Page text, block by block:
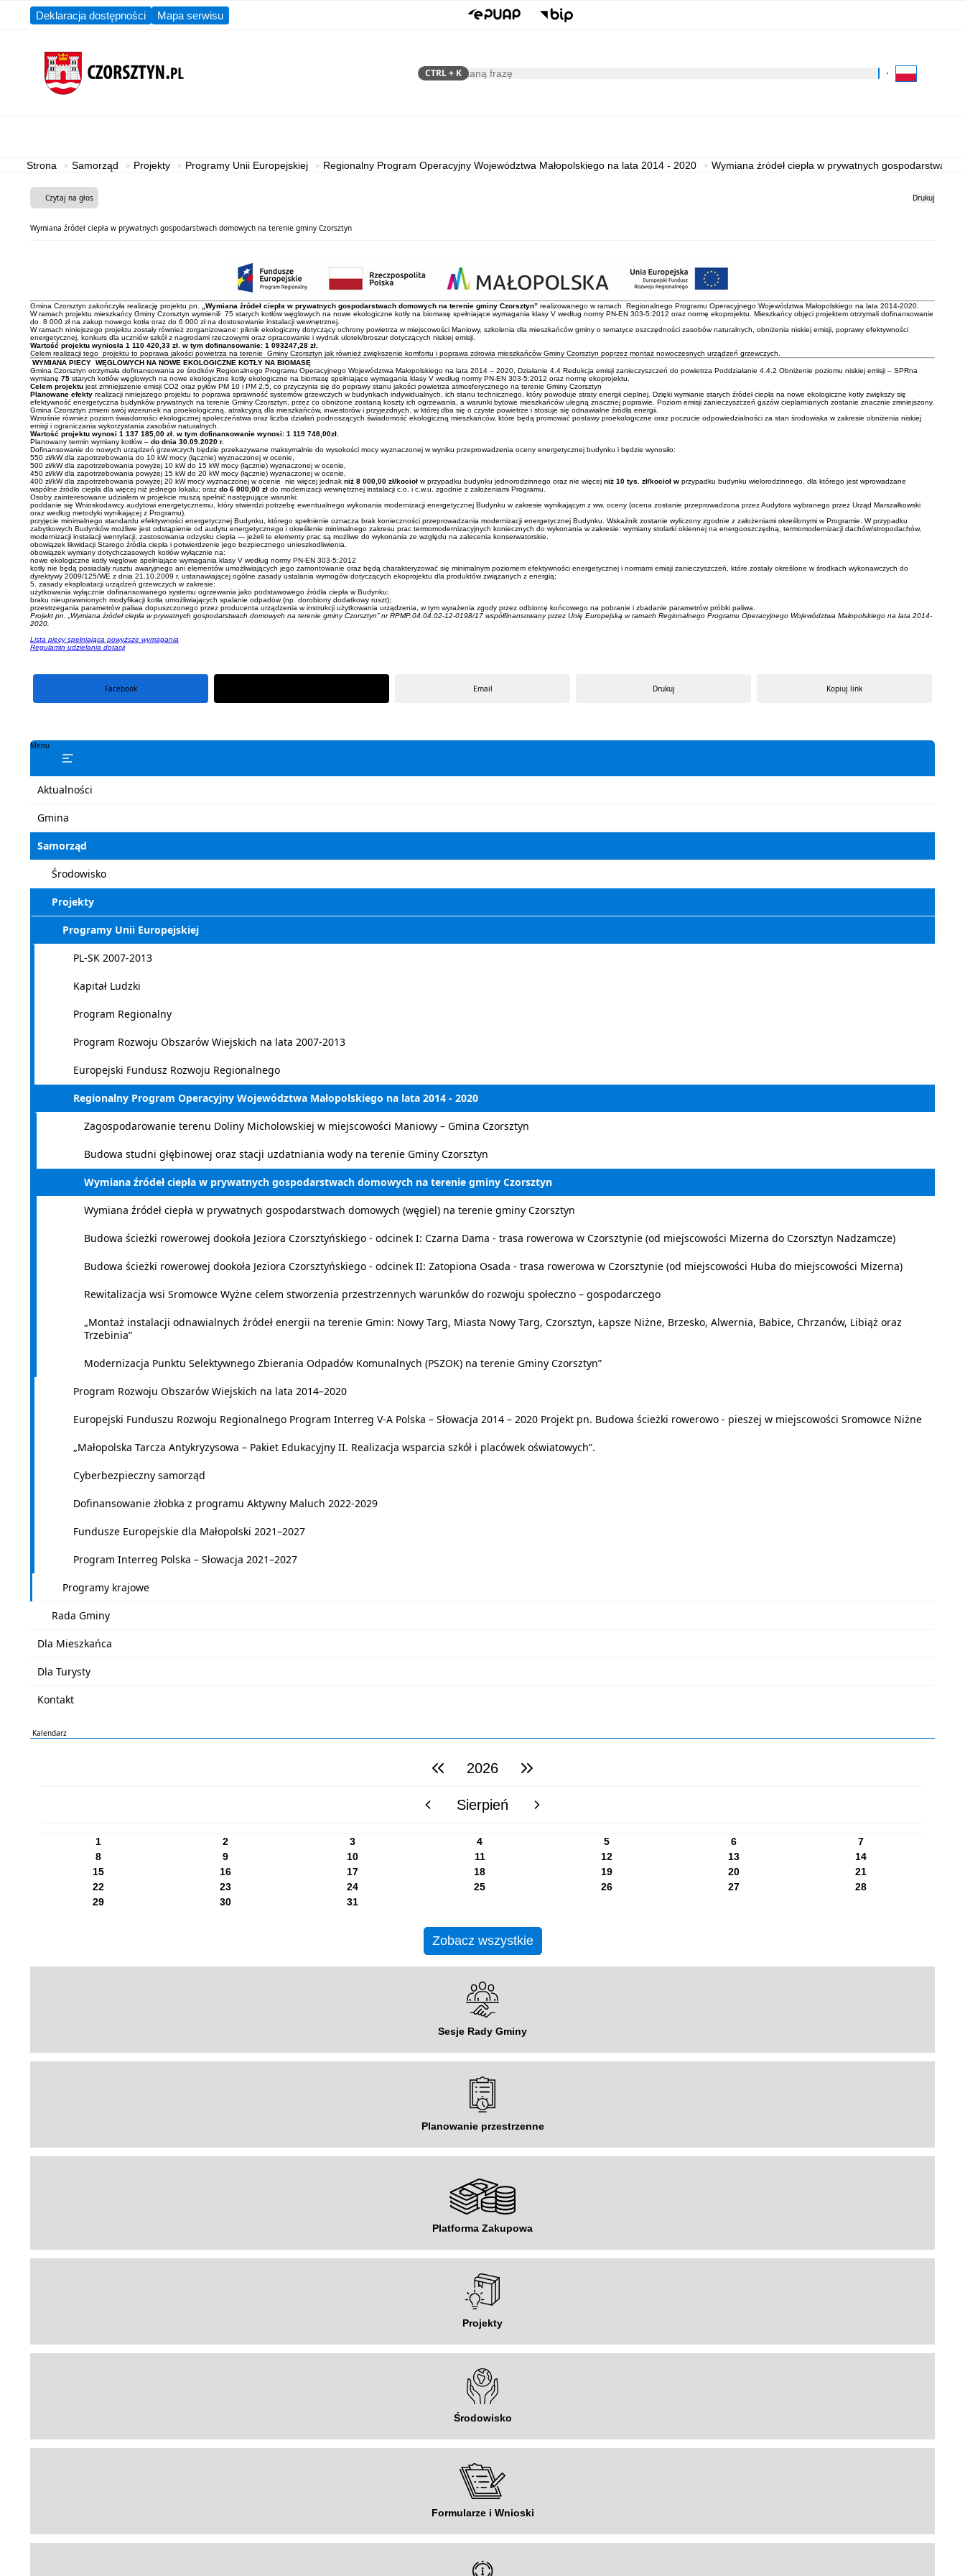
Deklaracja dostępności Mapa serwisu
Szukaj
CTRL+ K
Kliknij aby wyszukać za
Strona Samorząd Projekty Programy Unii Europejskiej Regionalny Program Operacyjny Województwa Małopolskiego na lata 2014 - 2020 Wymiana źródeł ciepła w prywatnych
Czytaj na głos Drukuj
Wymiana źródeł ciepła w prywatnych gospodarstwach domowych na terenie gminy Czorsztyn
Gmina Czorsztyn zakończyła realizację projektu pn. „Wymiana źródeł ciepła w prywatnych gospodarstwach domowych na terenie gminy Czorsztyn” realizowanego w ramach Regionalnego Programu Operacyjnego Województwa Małopolskiego na lata 2014-2020.
W ramach projektu mieszkańcy Gminy Czorsztyn wymienili 75 starych kotłów węglowych na nowe ekologiczne kotły na biomasę spełniające wymagania klasy V według normy PN-EN 303-5:2012 oraz normę ekoprojektu. Mieszkańcy objęci projektem otrzymali dofinansowanie
do 8 000 zł na zakup nowego kotła oraz do 6 000 zł na dostosowanie instalacji wewnętrznej.
W ramach niniejszego projektu zostały również zorganizowane: piknik ekologiczny dotyczący ochrony powietrza w miejscowości Maniowy, szkolenia dla mieszkańców gminy o tematyce oszczędności zasobów naturalnych, obniżenia niskiej emisji, poprawy efektywności
energetycznej, konkurs dla uczniów szkół z nagrodami rzeczowymi oraz opracowanie i wydruk ulotek/broszur dotyczących niskiej emisji.
Wartość projektu wyniosła 1 110 420,33 zł. w tym dofinansowanie: 1 093247,28 zł.
Celem realizacji tego projektu to poprawa jakości powietrza na terenie Gminy Czorsztyn jak również zwiększenie komfortu i poprawa zdrowia mieszkańców Gminy Czorsztyn poprzez montaż nowoczesnych urządzeń grzewczych.
WYMIANA PIECY WĘGLOWYCH NA NOWE EKOLOGICZNE KOTŁY NA BIOMASĘ
Gmina Czorsztyn otrzymała dofinansowania ze środków Regionalnego Programu Operacyjnego Województwa Małopolskiego na lata 2014 – 2020, Działanie 4.4 Redukcja emisji zanieczyszczeń do powietrza Poddziałanie 4.4.2 Obniżenie poziomu niskiej emisji – SPRna
wymianę 75 starych kotłów węglowych na nowe ekologiczne kotły ekologiczne na biomasę spełniające wymagania klasy V według normy PN-EN 303-5:2012 oraz normę ekoprojektu.
Celem projektu jest zmniejszenie emisji CO2 oraz pyłów PM 10 i PM 2,5, co przyczynia się do poprawy stanu jakości powietrza atmosferycznego na terenie Gminy Czorsztyn
Planowane efekty realizacji niniejszego projektu to poprawa sprawność systemów grzewczych w budynkach indywidualnych, ich stanu technicznego, który powoduje straty energii cieplnej. Dzięki wymianie starych źródeł ciepła na nowe ekologiczne kotły zwiększy się
efektywność energetyczna budynków prywatnych na terenie Gminy Czorsztyn, przez co obniżone zostaną koszty ich ogrzewania, a warunki bytowe mieszkańców ulegną znacznej poprawie. Poziom emisji zanieczyszczeń gazów cieplarnianych zostanie znacznie zmniejszony.
Gmina Czorsztyn zmieni swój wizerunek na proekologiczną, atrakcyjną dla mieszkańców, inwestorów i przyjezdnych, w której dba się o czyste powietrze i stosuje się odnawialne źródła energii.
Wzrośnie również poziom świadomości ekologicznej społeczeństwa oraz liczba działań podnoszących świadomość ekologiczną mieszkańców, które będą promować postawy proekologiczne oraz poczucie odpowiedzialności za stan środowiska w zakresie obniżenia niskiej
emisji i ograniczania wykorzystania zasobów naturalnych.
Wartość projektu wynosi 1 137 185,00 zł. w tym dofinansowanie wynosi: 1 119 748,00zł.
Planowany termin wymiany kotłów – do dnia 30.09.2020 r.
Dofinansowanie do nowych urządzeń grzewczych będzie przekazywane maksymalnie do wysokości mocy wyznaczonej w wyniku przeprowadzenia oceny energetycznej budynku i będzie wynosiło:
550 zł/kW dla zapotrzebowania do 10 kW mocy (łącznie) wyznaczonej w ocenie,
500 zł/kW dla zapotrzebowania powyżej 10 kW do 15 kW mocy (łącznie) wyznaczonej w ocenie,
450 zł/kW dla zapotrzebowania powyżej 15 kW do 20 kW mocy (łącznie) wyznaczonej w ocenie,
400 zł/kW dla zapotrzebowania powyżej 20 kW mocy wyznaczonej w ocenie nie więcej jednak niż 8 000,00 zł/kocioł w przypadku budynku jednorodzinnego oraz nie więcej niż 10 tys. zł/kocioł w przypadku budynku wielorodzinnego, dla którego jest wprowadzane
wspólne źródło ciepła dla więcej niż jednego lokalu; oraz do 6 000,00 zł do modernizacji wewnętrznej instalacji c.o. i c.w.u. zgodnie z założeniami Programu.
Osoby zainteresowane udziałem w projekcie muszą spełnić następujące warunki:
poddanie się Wnioskodawcy audytowi energetycznemu, który stwierdzi potrzebę ewentualnego wykonania modernizacji energetycznej Budynku w zakresie wynikającym z ww. oceny (ocena zostanie przeprowadzona przez Audytora wybranego przez Urząd Marszałkowski
oraz według metodyki wynikającej z Programu).
przyjęcie minimalnego standardu efektywności energetycznej Budynku, którego spełnienie oznacza brak konieczności przeprowadzania modernizacji energetycznej Budynku. Wskaźnik zostanie wyliczony zgodnie z założeniami określonymi w Programie. W przypadku
zabytkowych Budynków możliwe jest odstąpienie od audytu energetycznego i określenie minimalnego zakresu prac termomodernizacyjnych koniecznych do wykonania w zakresie: wymiany stolarki okiennej na energooszczędną, termomodernizacji dachów/stropodachów,
modernizacji instalacji wentylacji, zastosowania odzysku ciepła — jeżeli te elementy prac są możliwe do wykonania ze względu na zalecenia konserwatorskie.
obowiązek likwidacji Starego źródła ciepła i potwierdzenie jego bezpiecznego unieszkodliwienia.
obowiązek wymiany dotychczasowych kotłów wyłącznie na:
nowe ekologiczne kotły węglowe spełniające wymagania klasy V według normy PN-EN 303-5:2012
kotły nie będą posiadały rusztu awaryjnego ani elementów umożliwiających jego zamontowanie oraz będą charakteryzować się minimalnym poziomem efektywności energetycznej i normami emisji zanieczyszczeń, które zostały określone w środkach wykonawczych do
dyrektywy 2009/125/WE z dnia 21.10.2009 r. ustanawiającej ogólne zasady ustalania wymogów dotyczących ekoprojektu dla produktów związanych z energią;
5. zasady eksploatacji urządzeń grzewczych w zakresie:
użytkowania wyłącznie dofinansowanego systemu ogrzewania jako podstawowego źródła ciepła w Budynku;
braku nieuprawnionych modyfikacji kotła umożliwiających spalanie odpadów (np. dorobiony dodatkowy ruszt);
przestrzegania parametrów paliwa dopuszczonego przez producenta urządzenia w instrukcji użytkowania urządzenia, w tym wyrażenia zgody przez odbiorcę końcowego na pobranie i zbadanie parametrów próbki paliwa.
Projekt pn. „Wymiana źródeł ciepła w prywatnych gospodarstwach domowych na terenie gminy Czorsztyn” nr RPMP.04.04.02-12-0198/17 współfinansowany przez Unię Europejską w ramach Regionalnego Programu Operacyjnego Województwa Małopolskiego na lata 2014-
2020.
Lista piecy spełniająca powyższe wymagania
Regulamin udzielania dotacji
Facebook Email Drukuj Kopiuj link
Menu
Aktualności
Gmina
Samorząd
Środowisko
Projekty
Programy Unii Europejskiej
PL-SK 2007-2013
Kapitał Ludzki
Program Regionalny
Program Rozwoju Obszarów Wiejskich na lata 2007-2013
Europejski Fundusz Rozwoju Regionalnego
Regionalny Program Operacyjny Województwa Małopolskiego na lata 2014 - 2020
Zagospodarowanie terenu Doliny Micholowskiej w miejscowości Maniowy – Gmina Czorsztyn
Budowa studni głębinowej oraz stacji uzdatniania wody na terenie Gminy Czorsztyn
Wymiana źródeł ciepła w prywatnych gospodarstwach domowych na terenie gminy Czorsztyn
Wymiana źródeł ciepła w prywatnych gospodarstwach domowych (węgiel) na terenie gminy Czorsztyn
Budowa ścieżki rowerowej dookoła Jeziora Czorsztyńskiego - odcinek I: Czarna Dama - trasa rowerowa w Czorsztynie (od miejscowości Mizerna do Czorsztyn Nadzamcze)
Budowa ścieżki rowerowej dookoła Jeziora Czorsztyńskiego - odcinek II: Zatopiona Osada - trasa rowerowa w Czorsztynie (od miejscowości Huba do miejscowości Mizerna)
Rewitalizacja wsi Sromowce Wyżne celem stworzenia przestrzennych warunków do rozwoju społeczno – gospodarczego
„Montaż instalacji odnawialnych źródeł energii na terenie Gmin: Nowy Targ, Miasta Nowy Targ, Czorsztyn, Łapsze Niżne, Brzesko, Alwernia, Babice, Chrzanów, Libiąż oraz
Trzebinia”
Modernizacja Punktu Selektywnego Zbierania Odpadów Komunalnych (PSZOK) na terenie Gminy Czorsztyn”
Program Rozwoju Obszarów Wiejskich na lata 2014–2020
Europejski Funduszu Rozwoju Regionalnego Program Interreg V-A Polska – Słowacja 2014 – 2020 Projekt pn. Budowa ścieżki rowerowo - pieszej w miejscowości Sromowce Niżne
„Małopolska Tarcza Antykryzysowa – Pakiet Edukacyjny II. Realizacja wsparcia szkół i placówek oświatowych”.
Cyberbezpieczny samorząd
Dofinansowanie żłobka z programu Aktywny Maluch 2022-2029
Fundusze Europejskie dla Małopolski 2021–2027
Program Interreg Polska – Słowacja 2021–2027
Programy krajowe
Rada Gminy
Dla Mieszkańca
Dla Turysty
Kontakt
Kalendarz
poprzedni rok2026 następny rok
poprzedni miesiącSierpień następny miesiąc
1 2 3 4 5 6
7
8
9 10 11 12 13
14
15
16 17 18 19 20
21
22
23 24 25 26 27
28
29
30 31
Zobacz wszystkie
Sesje Rady Gminy
Planowanie przestrzenne
Platforma Zakupowa
Projekty
Środowisko
Formularze i Wnioski